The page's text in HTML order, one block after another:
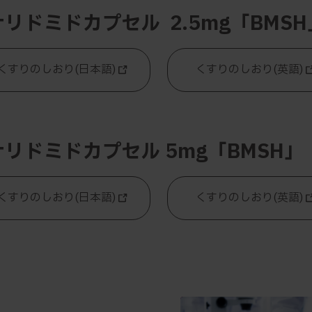
ドミドカプセル 2.5mg「
すりのしおり(日本語) くすりのしおり(英語)
ドミドカプセル 5mg「BMSH」
すりのしおり(日本語) くすりのしおり(英語)